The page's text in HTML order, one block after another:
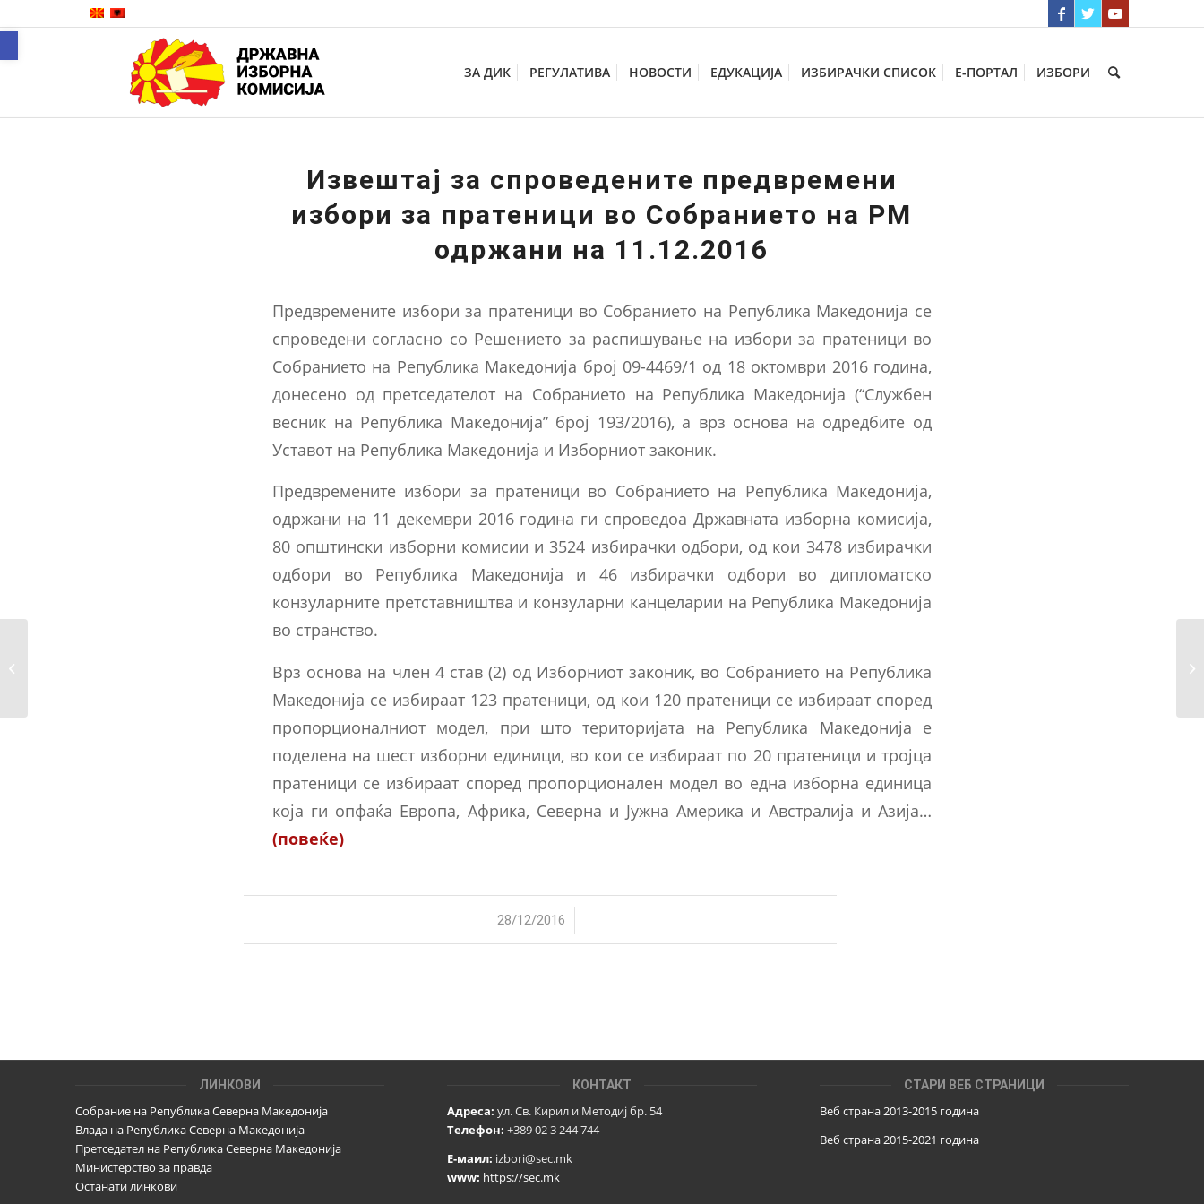
ЗА ДИК РЕГУЛАТИВА НОВОСТИ ЕДУКАЦИЈА ИЗБИРАЧКИ СПИСОК Е-ПОРТАЛ ИЗБОРИ
Извештај за спроведените предвремени
избори за пратеници во Собранието на РМ
одржани на 11.12.2016
Предвремените избори за пратеници во Собранието на Република Македонија се
спроведени согласно со Решението за распишување на избори за пратеници во
Собранието на Република Македонија број 09-4469/1 од 18 октомври 2016 година,
донесено од претседателот на Собранието на Република Македонија (“Службен
весник на Република Македонија” број 193/2016), а врз основа на одредбите од
Уставот на Република Македонија и Изборниот законик.
Предвремените избори за пратеници во Собранието на Република Македонија,
одржани на 11 декември 2016 година ги спроведоа Државната изборна комисија,
80 општински изборни комисии и 3524 избирачки одбори, од кои 3478 избирачки
одбори во Република Македонија и 46 избирачки одбори во дипломатско
конзуларните претставништва и конзуларни канцеларии на Република Македонија
во странство.
Врз основа на член 4 став (2) од Изборниот законик, во Собранието на Република
Македонија се избираат 123 пратеници, од кои 120 пратеници се избираат според
пропорционалниот модел, при што територијата на Република Македонија е
поделена на шест изборни единици, во кои се избираат по 20 пратеници и тројца
пратеници се избираат според пропорционален модел во една изборна единица
која ги опфаќа Европа, Африка, Северна и Јужна Америка и Австралија и Азија…
(повеќе)
28/12/2016
/
ЛИНКОВИ
Собрание на Република Северна Македонија
Влада на Република Северна Македонија
Претседател на Република Северна Македонија
Министерство за правда
Останати линкови
КОНТАКТ
Адреса: ул. Св. Кирил и Методиј бр. 54
Телефон: +389 02 3 244 744
Е-маил: izbori@sec.mk
www: https://sec.mk
СТАРИ ВЕБ СТРАНИЦИ
Веб страна 2013-2015 година
Веб страна 2015-2021 година
Open toolbar